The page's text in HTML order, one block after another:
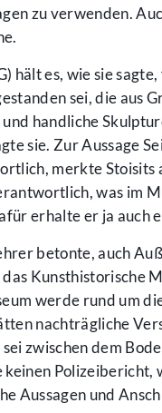
zu verwenden.
hält es, wie sie
sei, die aus
handliche
sie. Zur Aussage
merkte Stoisits
was im
erhalte er ja auch
betonte, auch
Kunsthistorische
werde rund um
nachträgliche
zwischen dem
keinen
Aussagen und